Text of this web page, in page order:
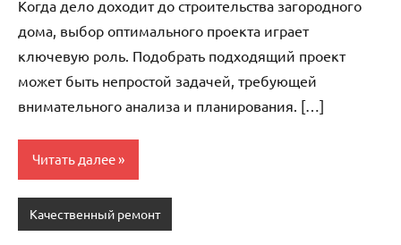
Когда дело доходит до строительства загородного
дома, выбор оптимального проекта играет
ключевую роль. Подобрать подходящий проект
может быть непростой задачей, требующей
внимательного анализа и планирования. […]
Читать далее
Качественный ремонт